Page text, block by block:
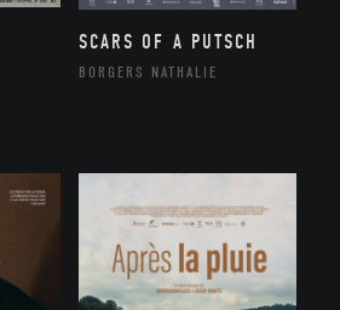
SCARS OF A PUTSCH
BORGERS NATHALIE